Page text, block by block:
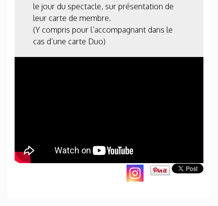
le jour du spectacle, sur présentation de
leur carte de membre.
(Y compris pour l’accompagnant dans le
cas d’une carte Duo)